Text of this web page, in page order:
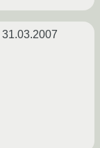
31.03.2007